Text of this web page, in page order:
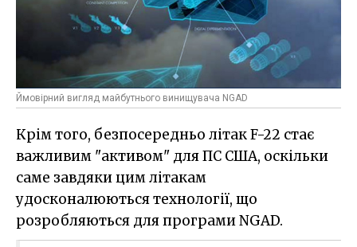
Ймовірний вигляд майбутнього винищувача NGAD
Крім того, безпосередньо літак F-22 стає
важливим "активом" для ПС США, оскільки
саме завдяки цим літакам
удосконалюються технології, що
розробляються для програми NGAD.